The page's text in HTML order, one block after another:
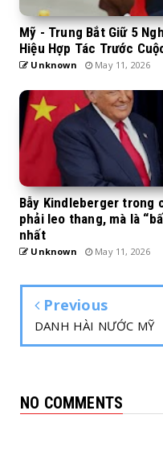
Mỹ - Trung Bắt Giữ 5
Hiệu Hợp Tác Trước
Unknown May 11, 2026
Bẫy Kindleberger trong
phải leo thang, mà là
nhất
Unknown May 11, 2026
Previous
DANH HÀI NƯỚC MỸ
NO COMMENTS